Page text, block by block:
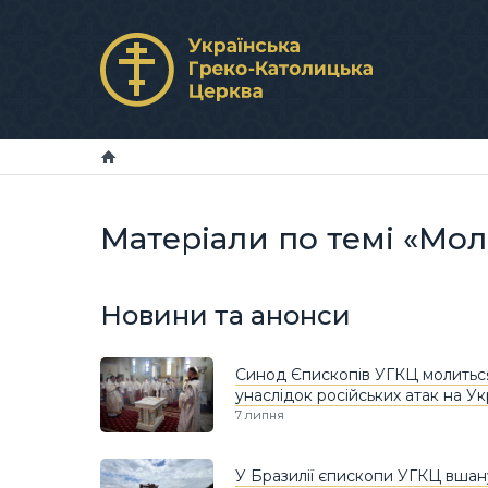
Матеріали по темі
Новини та анонси
Синод Єпископів УГКЦ
унаслідок російських атак на
7 липня
У Бразилії єпископи УГКЦ